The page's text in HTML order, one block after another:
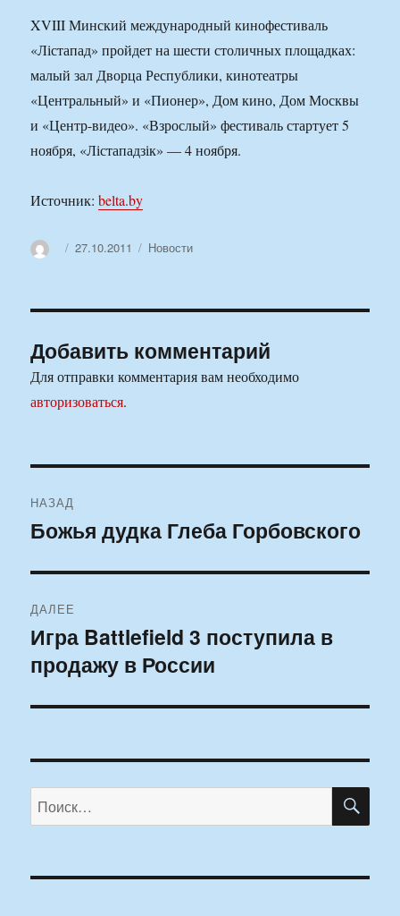
XVIII Минский международный кинофестиваль
«Лістапад» пройдет на шести столичных площадках:
малый зал Дворца Республики, кинотеатры
«Центральный» и «Пионер», Дом кино, Дом Москвы
и «Центр-видео». «Взрослый» фестиваль стартует 5
ноября, «Лістападзік» — 4 ноября.
Источник:belta.by
АвторОпубликовано
27.10.2011 Рубрики
Новости
Добавить комментарий
Для отправки комментария вам необходимо
авторизоваться.
по
НАЗАД
Предыдущая
Божья дудка Глеба Горбовского
ДАЛЕЕ
Следующая
запись:
Игра Battlefield 3 поступила в
продажу в России
Искать: